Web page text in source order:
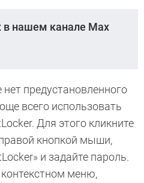
в нашем канале Max
нет предустановленного
всего использовать
Для этого кликните
кнопкой мыши,
и задайте пароль.
контекстном меню,